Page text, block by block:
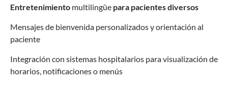
Entretenimiento multilingüe para pacientes diversos
Mensajes de bienvenida personalizados y orientación al
paciente
Integración con sistemas hospitalarios para visualización de
horarios, notificaciones o menús